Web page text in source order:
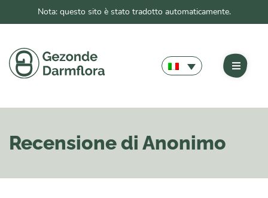
Nota: questo sito è stato tradotto automaticamente.
Recensione di Anonimo